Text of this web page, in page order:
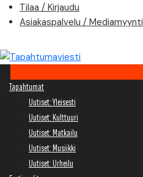
Skip
Tilaa / Kirjaudu
Asiakaspalvelu / Mediamyynti
Tapahtumat
Uutiset: Yleisesti
Uutiset: Kulttuuri
Uutiset: Matkailu
Uutiset: Musiikki
Uutiset: Urheilu